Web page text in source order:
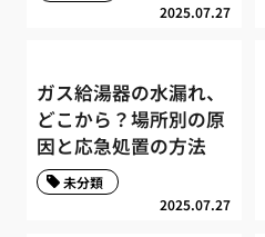
2025.07.27
ガス給湯器の水漏れ、
どこから？場所別の原
因と応急処置の方法
2025.07.27
未分類